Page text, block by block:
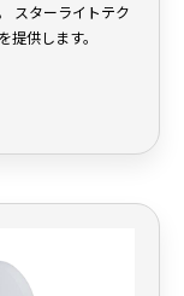
スターライトテク
供します。